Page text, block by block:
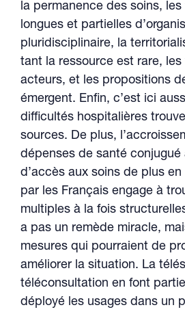
la permanence des soins,
longues et partielles
pluridisciplinaire, la
tant la ressource est rare,
acteurs, et les propositions
émergent. Enfin, c’est ici
difficultés hospitalières
sources. De plus,
dépenses de santé conjugué
d’accès aux soins de plus
par les Français engage à
multiples à la fois
a pas un remède miracle,
mesures qui pourraient de
améliorer la situation. La
téléconsultation en font
déployé les usages dans un